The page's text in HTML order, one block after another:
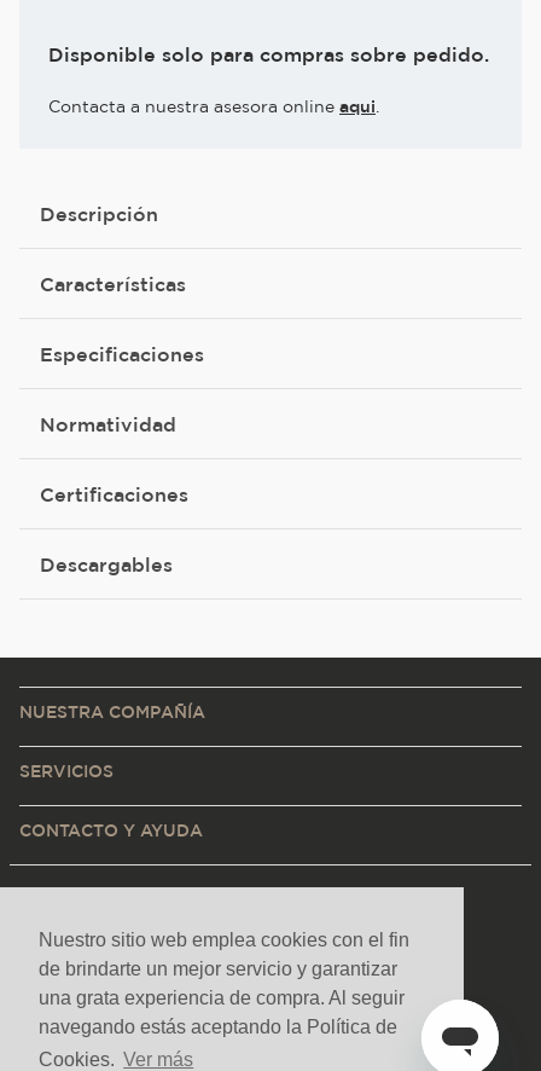
Nuestro sitio web emplea cookies con el fin
de brindarte un mejor servicio y garantizar
una grata experiencia de compra. Al seguir
navegando estás aceptando la Política de
Cookies. Ver más
Disponible solo para compras sobre pedido.
Contacta a nuestra asesora online aqui
Descripción
Características
Especificaciones
Normatividad
Certificaciones
Descargables
NUESTRA COMPAÑÍA
SERVICIOS
CONTACTO Y AYUDA